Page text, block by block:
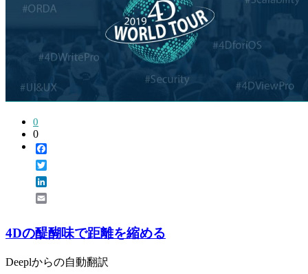
0
0
4Dの醍醐味で距離を縮める
Deeplからの自動翻訳